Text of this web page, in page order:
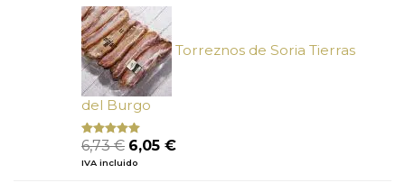
era:
3,42 €.
Torreznos de Soria Tierras
del Burgo
Valorado
con
de
5
6,73€ El
precio
6,05 €El
IVA incluido